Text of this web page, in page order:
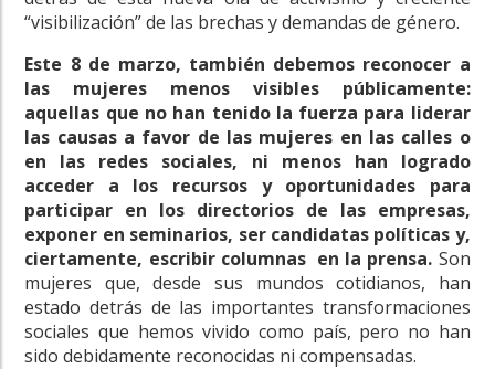
“visibilización” de las brechas y demandas de género.
Este 8 de marzo, también debemos reconocer a
las mujeres menos visibles públicamente:
aquellas que no han tenido la fuerza para liderar
las causas a favor de las mujeres en las calles o
en las redes sociales, ni menos han logrado
acceder a los recursos y oportunidades para
participar en los directorios de las empresas,
exponer en seminarios, ser candidatas políticas y,
ciertamente, escribir columnas en la prensa. Son
mujeres que, desde sus mundos cotidianos, han
estado detrás de las importantes transformaciones
sociales que hemos vivido como país, pero no han
sido debidamente reconocidas ni compensadas.